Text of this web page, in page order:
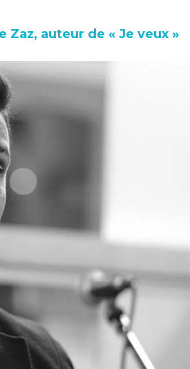
auteur de « Je veux »